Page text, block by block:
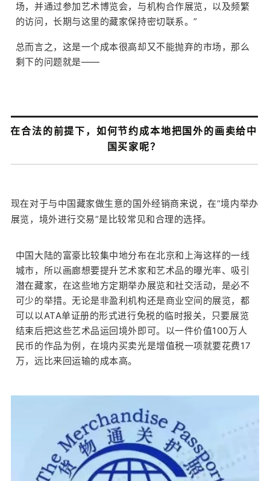
订阅邮件
场，并通过参加艺术博览会，与机构合作展览，以及频繁
的访问，长期与这里的藏家保持密切联系。”
总而言之，这是一个成本很高却又不能抛弃的市场，那么
剩下的问题就是——
在合法的前提下，如何节约成本地把国外的画卖给中
国买家呢？
现在对于与中国藏家做生意的国外经销商来说，在“境内举办
展览，境外进行交易”是比较常见和合理的选择。
中国大陆的富豪比较集中地分布在北京和上海这样的一线
城市，所以画廊想要提升艺术家和艺术品的曝光率、吸引
潜在藏家，在这些地方定期举办展览和社交活动，是必不
可少的举措。无论是非盈利机构还是商业空间的展览，都
可以以ATA单证册的形式进行免税的临时报关，只要展览
结束后把这些艺术品运回境外即可。以一件价值100万人
民币的作品为例，在境内买卖光是增值税一项就要花费17
万，远比来回运输的成本高。